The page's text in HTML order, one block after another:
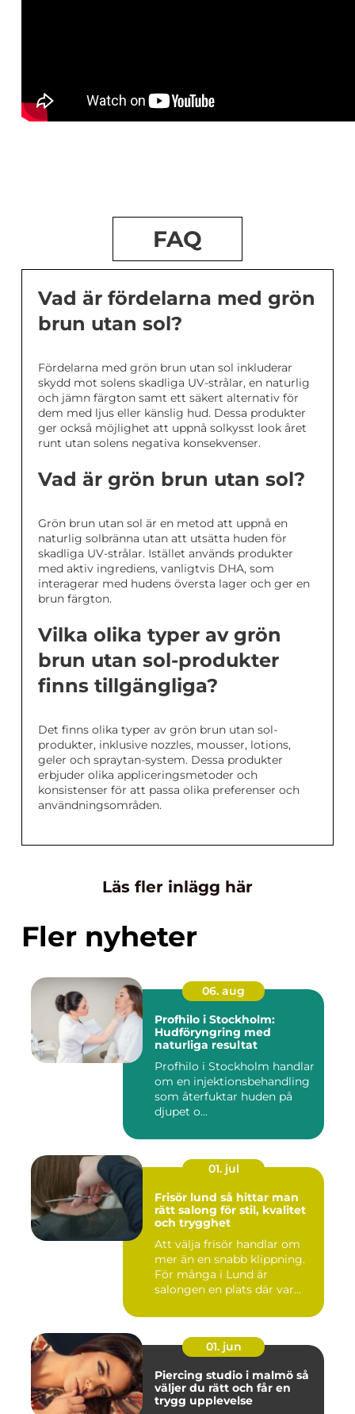
FAQ
Vad är fördelarna med grön
brun utan sol?
Fördelarna med grön brun utan sol inkluderar
skydd mot solens skadliga UV-strålar, en naturlig
och jämn färgton samt ett säkert alternativ för
dem med ljus eller känslig hud. Dessa produkter
ger också möjlighet att uppnå solkysst look året
runt utan solens negativa konsekvenser.
Vad är grön brun utan sol?
Grön brun utan sol är en metod att uppnå en
naturlig solbränna utan att utsätta huden för
skadliga UV-strålar. Istället används produkter
med aktiv ingrediens, vanligtvis DHA, som
interagerar med hudens översta lager och ger en
brun färgton.
Vilka olika typer av grön
brun utan sol-produkter
finns tillgängliga?
Det finns olika typer av grön brun utan sol-
produkter, inklusive nozzles, mousser, lotions,
geler och spraytan-system. Dessa produkter
erbjuder olika appliceringsmetoder och
konsistenser för att passa olika preferenser och
användningsområden.
Läs fler inlägg här
Fler nyheter
06. aug
Profhilo i Stockholm:
Hudföryngring med
naturliga resultat
Profhilo i Stockholm handlar
om en injektionsbehandling
som återfuktar huden på
djupet o...
01. jul
Frisör lund så hittar man
rätt salong för stil, kvalitet
och trygghet
Att välja frisör handlar om
mer än en snabb klippning.
För många i Lund är
salongen en plats där var...
01. jun
Piercing studio i malmö så
väljer du rätt och får en
trygg upplevelse